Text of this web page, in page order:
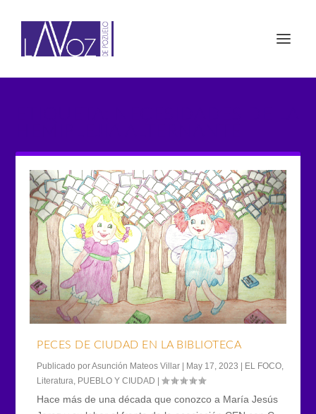
PECES DE CIUDAD EN LA BIBLIOTECA
Publicado porAsunción Mateos Villar | May 17, 2023 | EL FOCO
Literatura PUEBLO Y CIUDAD |
Hace más de una década que conozco a María Jesús